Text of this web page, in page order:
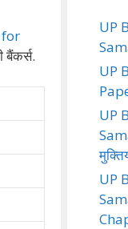
for
UP
UP
UP
UP